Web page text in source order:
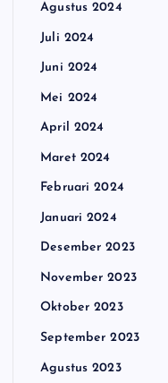
Agustus 2024
Juli 2024
Juni 2024
Mei 2024
April 2024
Maret 2024
Februari 2024
Januari 2024
Desember 2023
November 2023
Oktober 2023
September 2023
Agustus 2023